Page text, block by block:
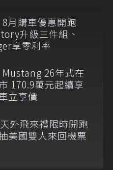
月購車優惠開跑
升級三件組、
享零利率
26年式在
170.9萬元起續享
立享價
外飛來禮限時開跑
美國雙人來回機票